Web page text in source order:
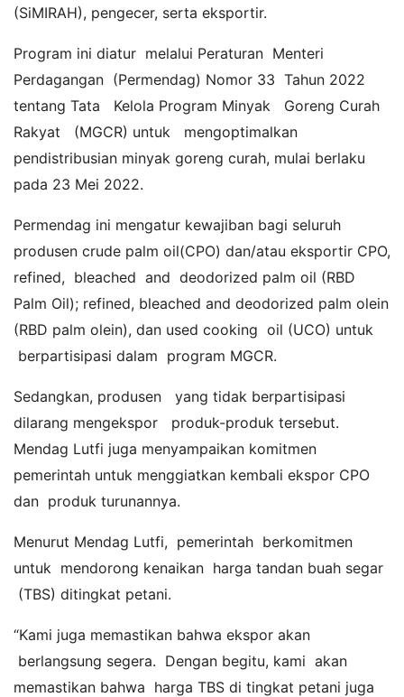
(SiMIRAH), pengecer, serta eksportir.
Program ini diatur melalui Peraturan Menteri
Perdagangan (Permendag) Nomor 33 Tahun 2022
tentang Tata Kelola Program Minyak Goreng Curah
Rakyat (MGCR) untuk mengoptimalkan
pendistribusian minyak goreng curah, mulai berlaku
pada 23 Mei 2022.
Permendag ini mengatur kewajiban bagi seluruh
produsen crude palm oil(CPO) dan/atau eksportir CPO,
refined, bleached and deodorized palm oil (RBD
Palm Oil); refined, bleached and deodorized palm olein
(RBD palm olein), dan used cooking oil (UCO) untuk
berpartisipasi dalam program MGCR.
Sedangkan, produsen yang tidak berpartisipasi
dilarang mengekspor produk-produk tersebut.
Mendag Lutfi juga menyampaikan komitmen
pemerintah untuk menggiatkan kembali ekspor CPO
dan produk turunannya.
Menurut Mendag Lutfi, pemerintah berkomitmen
untuk mendorong kenaikan harga tandan buah segar
(TBS) ditingkat petani.
“Kami juga memastikan bahwa ekspor akan
berlangsung segera. Dengan begitu, kami akan
memastikan bahwa harga TBS di tingkat petani juga